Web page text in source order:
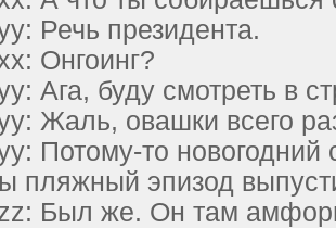
Речь президента.
Онгоинг?
Ага, буду смотреть в
Жаль, овашки всего
Потому-то
пляжный эпизод
Был же. Он там